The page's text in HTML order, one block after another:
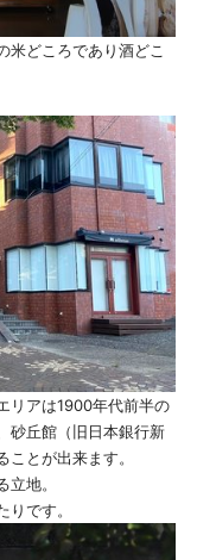
米どころであり酒どこ
リアは1900年代前半の
砂丘館（旧日本銀行新
とが出来ます。
地。
です。